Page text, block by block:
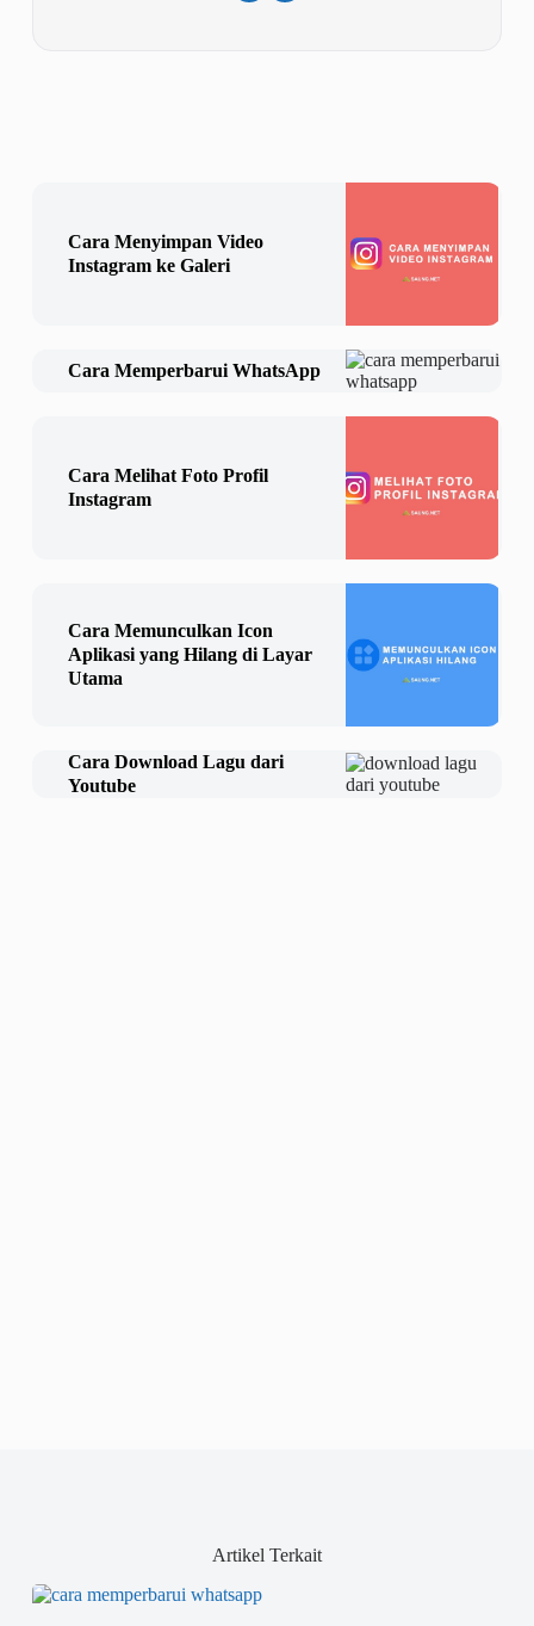
Cara Menyimpan Video
Instagram ke Galeri
Cara Memperbarui WhatsApp
Cara Melihat Foto Profil
Instagram
Cara Memunculkan Icon
Aplikasi yang Hilang di Layar
Utama
Cara Download Lagu dari
Youtube
Artikel Terkait